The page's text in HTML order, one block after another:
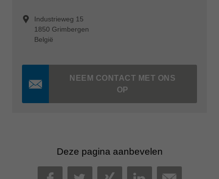
Industrieweg 15
1850 Grimbergen
België
NEEM CONTACT MET ONS
OP
Deze pagina aanbevelen